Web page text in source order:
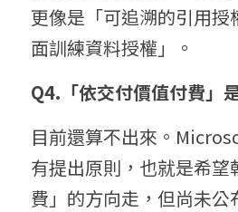
更像是「可追溯的引用授
面訓練資料授權」。
Q4.「依交付價值付費」
目前還算不出來。
有提出原則，也就是希望
費」的方向走，但尚未公